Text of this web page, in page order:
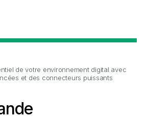
de votre environnement digital avec
et des connecteurs puissants